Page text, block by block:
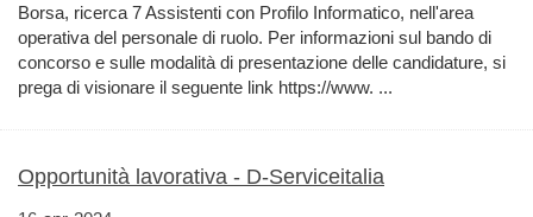
Borsa, ricerca 7 Assistenti con Profilo Informatico, nell'area
operativa del personale di ruolo. Per informazioni sul bando di
concorso e sulle modalità di presentazione delle candidature, si
prega di visionare il seguente link https://www. ...
Opportunità lavorativa - D-Serviceitalia